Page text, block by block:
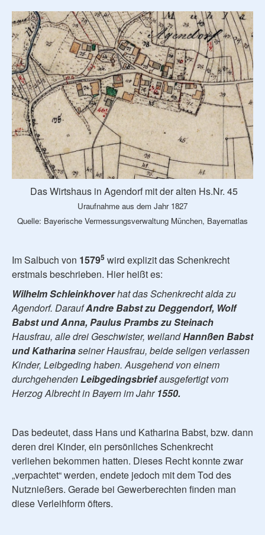
Das Wirtshaus in Agendorf mit der alten Hs.Nr. 45
Uraufnahme aus dem Jahr 1827
Quelle: Bayerische Vermessungsverwaltung München, Bayernatlas
Im Salbuch von 15795 wird explizit das Schenkrecht
erstmals beschrieben. Hier heißt es:
Wilhelm Schleinkhoverhat das Schenkrecht alda zu
Agendorf. DaraufAndre Babst zu Deggendorf, Wolf
Babst und Anna, Paulus Prambs zu Steinach
Hausfrau, alle drei Geschwister, weilandHannßen Babst
und Katharinaseiner Hausfrau, beide seligen verlassen
Kinder, Leibgeding haben. Ausgehend von einem
durchgehendenLeibgedingsbriefausgefertigt vom
Herzog Albrecht in Bayern im Jahr 1550.
Das bedeutet, dass Hans und Katharina Babst, bzw. dann
deren drei Kinder, ein persönliches Schenkrecht
verliehen bekommen hatten. Dieses Recht konnte zwar
„verpachtet“ werden, endete jedoch mit dem Tod des
Nutznießers. Gerade bei Gewerberechten finden man
diese Verleihform öfters.